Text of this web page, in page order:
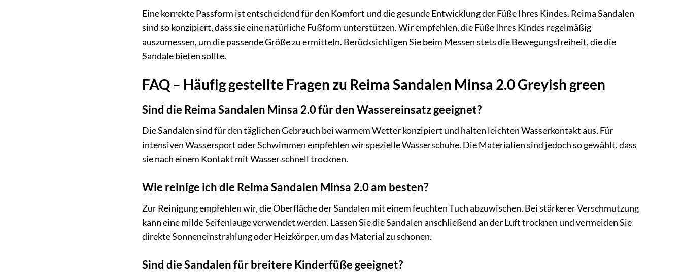
Eine korrekte Passform ist entscheidend für den Komfort und die gesunde Entwicklung der Füße Ihres Kindes. Reima Sandalen
sind so konzipiert, dass sie eine natürliche Fußform unterstützen. Wir empfehlen, die Füße Ihres Kindes regelmäßig
auszumessen, um die passende Größe zu ermitteln. Berücksichtigen Sie beim Messen stets die Bewegungsfreiheit, die die
Sandale bieten sollte.
FAQ – Häufig gestellte Fragen zu Reima Sandalen Minsa 2.0 Greyish green
Sind die Reima Sandalen Minsa 2.0 für den Wassereinsatz geeignet?
Die Sandalen sind für den täglichen Gebrauch bei warmem Wetter konzipiert und halten leichten Wasserkontakt aus. Für
intensiven Wassersport oder Schwimmen empfehlen wir spezielle Wasserschuhe. Die Materialien sind jedoch so gewählt, dass
sie nach einem Kontakt mit Wasser schnell trocknen.
Wie reinige ich die Reima Sandalen Minsa 2.0 am besten?
Zur Reinigung empfehlen wir, die Oberfläche der Sandalen mit einem feuchten Tuch abzuwischen. Bei stärkerer Verschmutzung
kann eine milde Seifenlauge verwendet werden. Lassen Sie die Sandalen anschließend an der Luft trocknen und vermeiden Sie
direkte Sonneneinstrahlung oder Heizkörper, um das Material zu schonen.
Sind die Sandalen für breitere Kinderfüße geeignet?